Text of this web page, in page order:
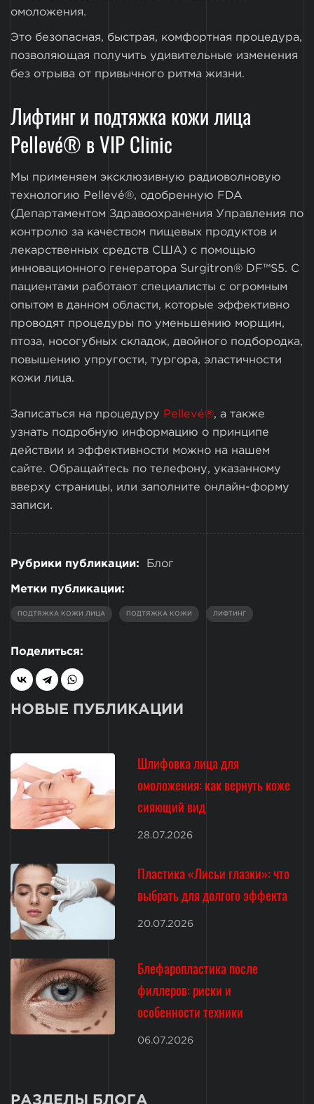
омоложения.
Это безопасная, быстрая, комфортная процедура,
позволяющая получить удивительные изменения
без отрыва от привычного ритма жизни.
Лифтинг и подтяжка кожи лица
Pellevé® в VIP Clinic
Мы применяем эксклюзивную радиоволновую
технологию Pellevé®, одобренную FDA
(Департаментом Здравоохранения Управления по
контролю за качеством пищевых продуктов и
лекарственных средств США) с помощью
инновационного генератора Surgitron® DF™S5. С
пациентами работают специалисты с огромным
опытом в данном области, которые эффективно
проводят процедуры по уменьшению морщин,
птоза, носогубных складок, двойного подбородка,
повышению упругости, тургора, эластичности
кожи лица.
Записаться на процедуру Pellevé®, а также
узнать подробную информацию о принципе
действии и эффективности можно на нашем
сайте. Обращайтесь по телефону, указанному
вверху страницы, или заполните онлайн-форму
записи.
Рубрики публикации: Блог
Метки публикации:
ПОДТЯЖКА КОЖИ ЛИЦА ПОДТЯЖКА КОЖИ ЛИФТИНГ
Поделиться:
НОВЫЕ ПУБЛИКАЦИИ
Шлифовка лица для
омоложения: как вернуть коже
сияющий вид
28.07.2026
Пластика «Лисьи глазки»: что
выбрать для долгого эффекта
20.07.2026
Блефаропластика после
филлеров: риски и
особенности техники
06.07.2026
РАЗДЕЛЫ БЛОГА